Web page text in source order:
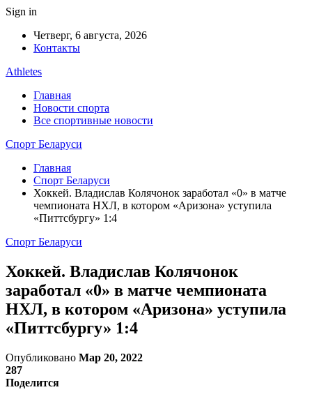
Sign in
Четверг, 6 августа, 2026
Контакты
Athletes
Главная
Новости спорта
Все спортивные новости
Спорт Беларуси
Главная
Спорт Беларуси
Хоккей. Владислав Колячонок заработал «0» в матче
чемпионата НХЛ, в котором «Аризона» уступила
«Питтсбургу» 1:4
Спорт Беларуси
Хоккей. Владислав Колячонок
заработал «0» в матче чемпионата
НХЛ, в котором «Аризона» уступила
«Питтсбургу» 1:4
Опубликовано Мар 20, 2022
287
Поделится